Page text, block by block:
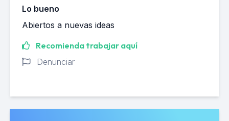
Lo bueno
Abiertos a nuevas ideas
Recomienda trabajar aquí
Denunciar